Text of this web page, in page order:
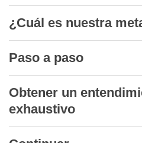
¿Cuál es nuestra
Paso a paso
Obtener un
exhaustivo